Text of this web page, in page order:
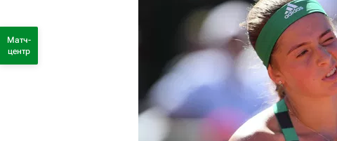
Матч-
центр